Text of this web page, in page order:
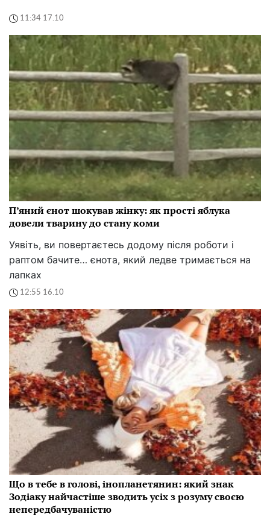
11:34 17.10
П’яний єнот шокував жінку: як прості яблука
довели тварину до стану коми
Уявіть, ви повертаєтесь додому після роботи і
раптом бачите… єнота, який ледве тримається на
лапках
12:55 16.10
Що в тебе в голові, інопланетянин: який знак
Зодіаку найчастіше зводить усіх з розуму своєю
непередбачуваністю